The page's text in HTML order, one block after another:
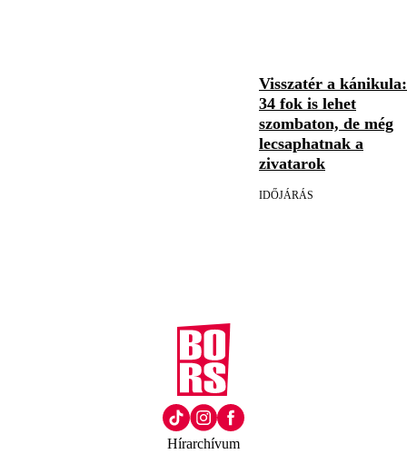
Visszatér a kánikula:
34 fok is lehet
szombaton, de még
lecsaphatnak a
zivatarok
IDŐJÁRÁS
Hírarchívum